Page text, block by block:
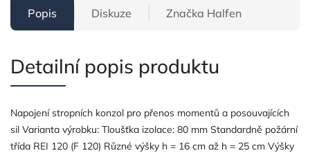
Popis Diskuze Značka Halfen
Detailní popis produktu
Napojení stropních konzol pro přenos momentů a posouvajících
sil Varianta výrobku: Tloušťka izolace: 80 mm Standardně požární
třída REI 120 (F 120) Různé výšky h = 16 cm až h = 25 cm Výšky